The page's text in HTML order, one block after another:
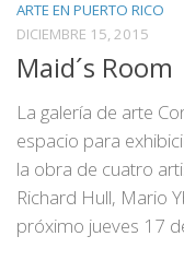
ARTE EN PUERTO RICO
DICIEMBRE 15, 2015
Maid´s Room
La galería de arte
espacio para
la obra de cuatro
Richard Hull, Mario
próximo jueves 17